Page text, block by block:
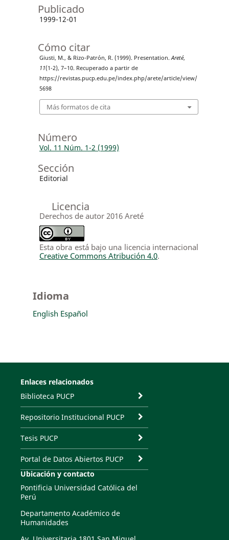
Publicado
1999-12-01
Cómo citar
Giusti, M., & Rizo-Patrón, R. (1999). Presentation.Areté,
11(1-2), 7–10. Recuperado a partir de
https://revistas.pucp.edu.pe/index.php/arete/article/view/
5698
Más formatos de cita
Número
Vol. 11 Núm. 1-2 (1999)
Sección
Editorial
Licencia
Derechos de autor 2016 Areté
Esta obra está bajo una licencia internacional
Creative Commons Atribución 4.0.
Idioma
English Español
Enlaces relacionados
Biblioteca PUCP
Repositorio Institucional PUCP
Tesis PUCP
Portal de Datos Abiertos PUCP
Ubicación y contacto
Pontificia Universidad Católica del
Perú
Departamento Académico de
Humanidades